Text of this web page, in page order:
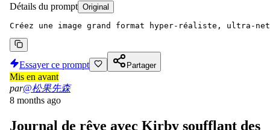
Détails du prompt Original
Créez une image grand format hyper-réaliste, ultra-
Essayer ce prompt Partager
Mis en avant
par@松果先森
8 months ago
Journal de rêve avec Kirby soufflant des